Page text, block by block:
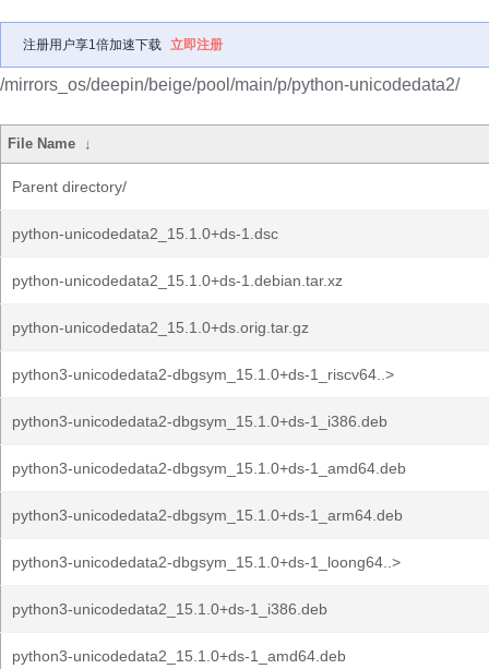
注册用户享1倍加速下载 立即注册
/mirrors_os/deepin/beige/pool/main/p/python-unicodedata2/
File Name ↓
Parent directory/
python-unicodedata2_15.1.0+ds-1.dsc
python-unicodedata2_15.1.0+ds-1.debian.tar.xz
python-unicodedata2_15.1.0+ds.orig.tar.gz
python3-unicodedata2-dbgsym_15.1.0+ds-1_riscv64..>
python3-unicodedata2-dbgsym_15.1.0+ds-1_i386.deb
python3-unicodedata2-dbgsym_15.1.0+ds-1_amd64.deb
python3-unicodedata2-dbgsym_15.1.0+ds-1_arm64.deb
python3-unicodedata2-dbgsym_15.1.0+ds-1_loong64..>
python3-unicodedata2_15.1.0+ds-1_i386.deb
python3-unicodedata2_15.1.0+ds-1_amd64.deb